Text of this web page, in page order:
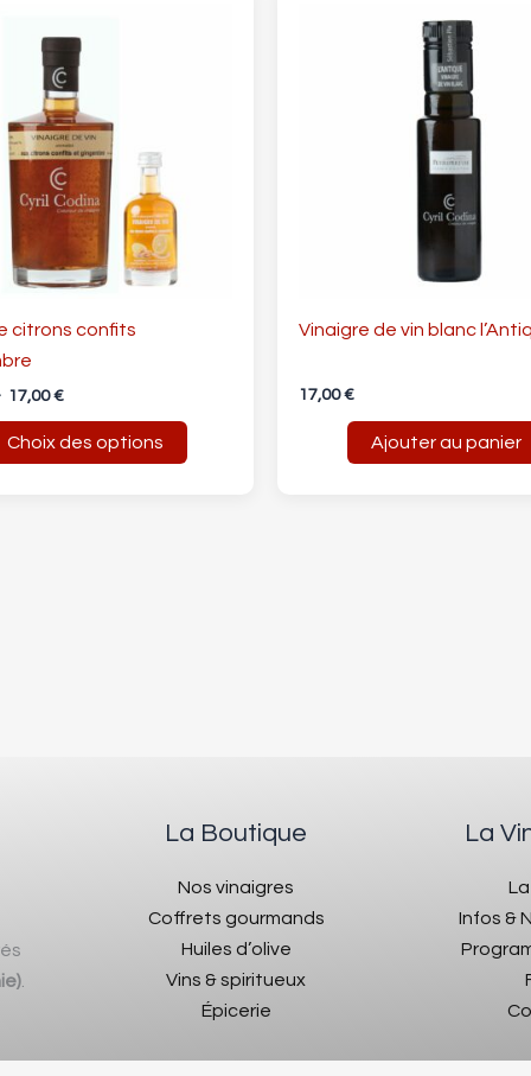
citrons confits
17,00€
prix :
4,50 €
à
17,00 €
Choix des options
Vinaigre de vin blanc
17,00€
Ajouter au panier
La Boutique
Nos vinaigres
Coffrets gourmands
Huiles d’olive
Vins & spiritueux
Épicerie
La
Infos &